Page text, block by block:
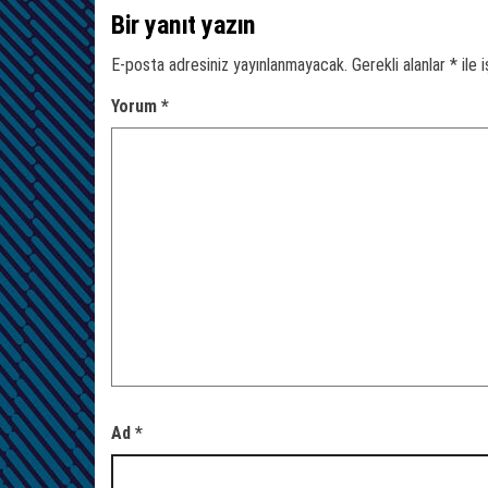
Bir yanıt yazın
E-posta adresiniz yayınlanmayacak. Gerekli alanlar * ile
Yorum *
Ad *